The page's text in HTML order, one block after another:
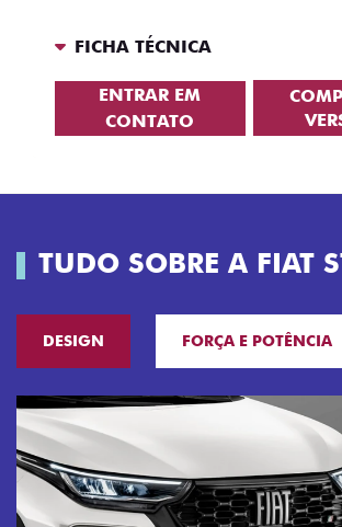
FICHA TÉCNICA
ENTRAR EM
CONTATO
TUDO SOBRE A FIAT
DESIGN FORÇA E POTÊNCIA